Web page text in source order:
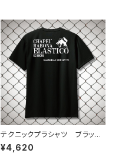
テクニックプラシャツ ブラック
ホワイト
¥4,620